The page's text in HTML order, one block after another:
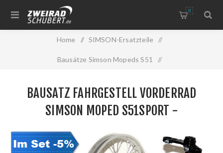
0
Home / SIMSON-Ersatzteile /
Bausätze Simson Mopeds S51 /
Bausatz Fahrgestell Vorderrad Simson Moped S51sport -
BAUSATZ FAHRGESTELL VORDERRAD
SIMSON MOPED S51SPORT -
SCHEIBENBREMSE